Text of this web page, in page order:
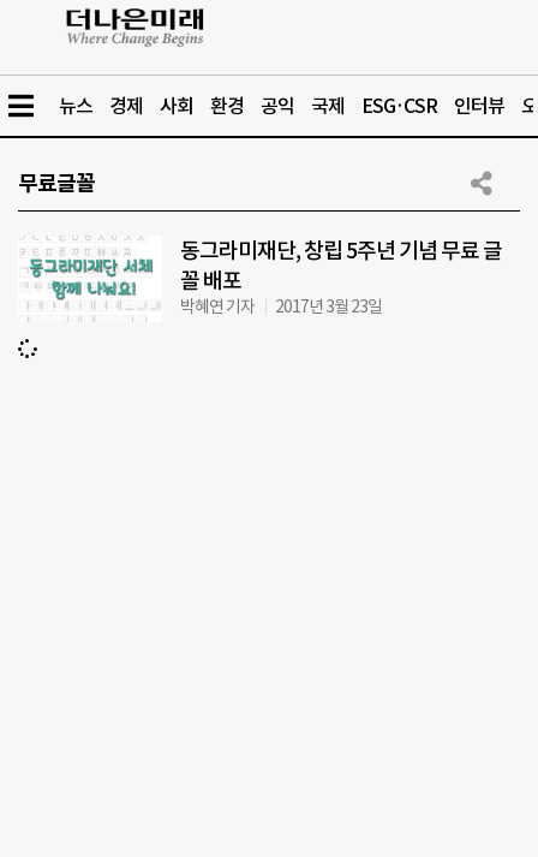
뉴스 경제 사회 환경 공익 국제 ESG·CSR 인터뷰
무료글꼴
동그라미재단, 창립 5주년 기념 무료 글
꼴 배포
박혜연 기자 2017년 3월 23일